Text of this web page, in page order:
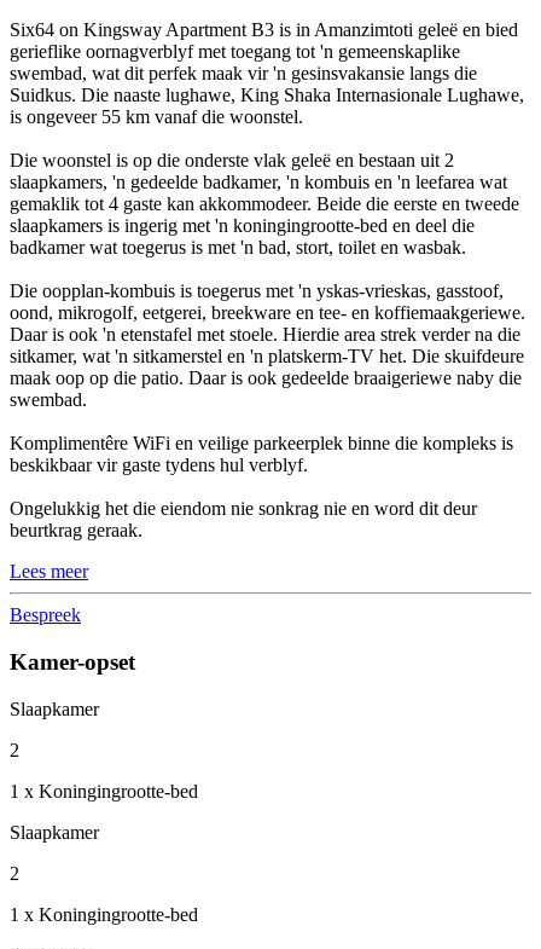
Six64 on Kingsway Apartment B3 is in Amanzimtoti geleë en bied
gerieflike oornagverblyf met toegang tot 'n gemeenskaplike
swembad, wat dit perfek maak vir 'n gesinsvakansie langs die
Suidkus. Die naaste lughawe, King Shaka Internasionale Lughawe,
is ongeveer 55 km vanaf die woonstel.
Die woonstel is op die onderste vlak geleë en bestaan uit 2
slaapkamers, 'n gedeelde badkamer, 'n kombuis en 'n leefarea wat
gemaklik tot 4 gaste kan akkommodeer. Beide die eerste en tweede
slaapkamers is ingerig met 'n koningingrootte-bed en deel die
badkamer wat toegerus is met 'n bad, stort, toilet en wasbak.
Die oopplan-kombuis is toegerus met 'n yskas-vrieskas, gasstoof,
oond, mikrogolf, eetgerei, breekware en tee- en koffiemaakgeriewe.
Daar is ook 'n etenstafel met stoele. Hierdie area strek verder na die
sitkamer, wat 'n sitkamerstel en 'n platskerm-TV het. Die skuifdeure
maak oop op die patio. Daar is ook gedeelde braaigeriewe naby die
swembad.
Komplimentêre WiFi en veilige parkeerplek binne die kompleks is
beskikbaar vir gaste tydens hul verblyf.
Ongelukkig het die eiendom nie sonkrag nie en word dit deur
beurtkrag geraak.
Lees meer
Bespreek
Kamer-opset
Slaapkamer
2
1 x Koningingrootte-bed
Slaapkamer
2
1 x Koningingrootte-bed